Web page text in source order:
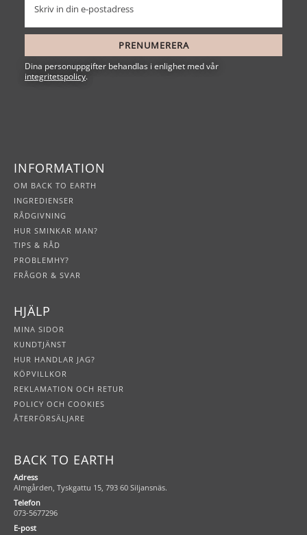
PRENUMERERA
Dina personuppgifter behandlas i enlighet med vår
integritetspolicy.
INFORMATION
OM BACK TO EARTH
INGREDIENSER
RÅDGIVNING
HUR SMINKAR MAN?
TIPS & RÅD
PROBLEMHY?
FRÅGOR & SVAR
HJÄLP
MINA SIDOR
KUNDTJÄNST
HUR HANDLAR JAG?
KÖPVILLKOR
REKLAMATION OCH RETUR
POLICY OCH COOKIES
ÅTERFÖRSÄLJARE
BACK TO EARTH
Adress
Almgården, Tyskgattu 15, 793 60 Siljansnäs.
Telefon
073-5677296
E-post